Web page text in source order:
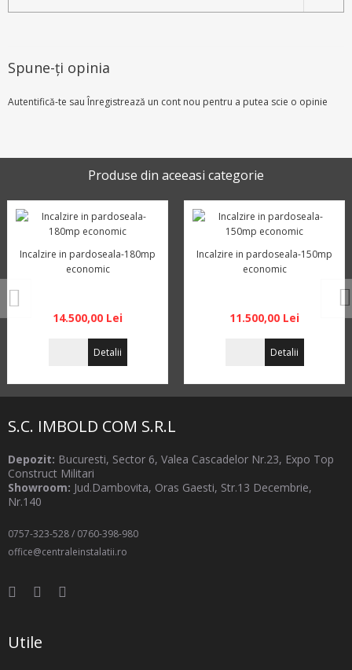
Spune-ţi opinia
Autentifică-te sauÎnregistrează un cont nou pentru a putea scie o opinie
Produse din aceeasi categorie
Incalzire in pardoseala-180mp
economic
14.500,00 Lei
Detalii
Incalzire in pardoseala-150mp
economic
11.500,00 Lei
Detalii
S.C. IMBOLD COM S.R.L
Depozit: Bucuresti, Sector 6, Valea Cascadelor Nr.23, Expo Top
Construct Militari
Showroom: Jud.Dambovita, Oras Gaesti, Str.13 Decembrie,
Nr.140
0757-323-528/ 0760-398-980
office@centraleinstalatii.ro
Utile